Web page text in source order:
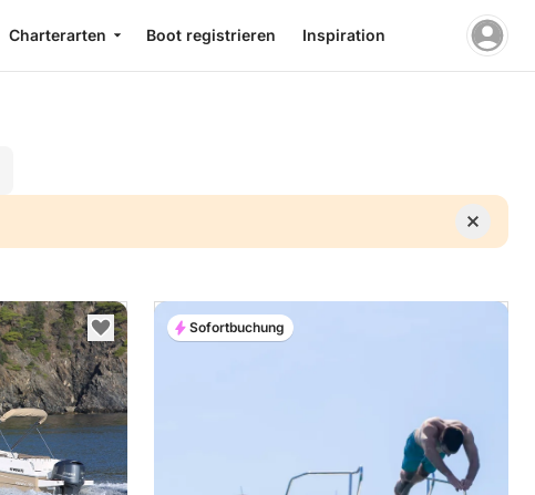
Charterarten Boot registrieren Inspiration
Sofortbuchung